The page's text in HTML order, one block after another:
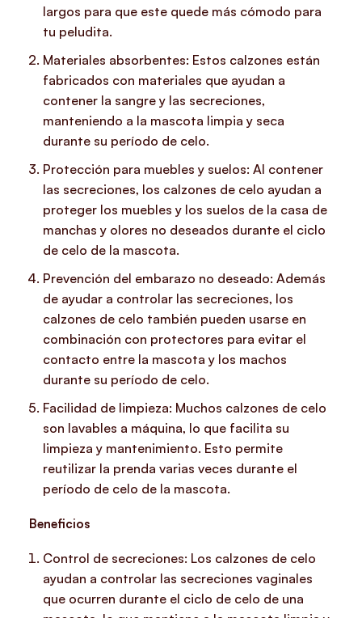
largos para que este quede más cómodo para
tu peludita.
Materiales absorbentes: Estos calzones están
fabricados con materiales que ayudan a
contener la sangre y las secreciones,
manteniendo a la mascota limpia y seca
durante su período de celo.
Protección para muebles y suelos: Al contener
las secreciones, los calzones de celo ayudan a
proteger los muebles y los suelos de la casa de
manchas y olores no deseados durante el ciclo
de celo de la mascota.
Prevención del embarazo no deseado: Además
de ayudar a controlar las secreciones, los
calzones de celo también pueden usarse en
combinación con protectores para evitar el
contacto entre la mascota y los machos
durante su período de celo.
Facilidad de limpieza: Muchos calzones de celo
son lavables a máquina, lo que facilita su
limpieza y mantenimiento. Esto permite
reutilizar la prenda varias veces durante el
período de celo de la mascota.
Beneficios
Control de secreciones: Los calzones de celo
ayudan a controlar las secreciones vaginales
que ocurren durante el ciclo de celo de una